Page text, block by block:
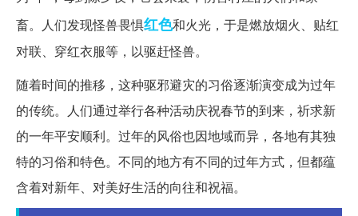
畜。人们发现怪兽畏惧红色和火光，于是燃放烟火、贴红
对联、穿红衣服等，以驱赶怪兽。
随着时间的推移，这种驱邪避灾的习俗逐渐演变成为过年
的传统。人们通过举行各种活动庆祝春节的到来，祈求新
的一年平安顺利。过年的风俗也因地域而异，各地有其独
特的习俗和特色。不同的地方有不同的过年方式，但都蕴
含着对新年、对美好生活的向往和祝福。